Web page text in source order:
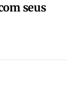
seus